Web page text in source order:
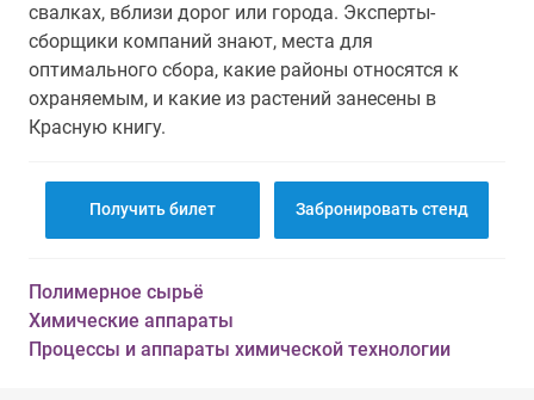
свалках, вблизи дорог или города. Эксперты-
сборщики компаний знают, места для
оптимального сбора, какие районы относятся к
охраняемым, и какие из растений занесены в
Красную книгу.
Получить билет Забронировать стенд
Полимерное сырьё
Химические аппараты
Процессы и аппараты химической технологии